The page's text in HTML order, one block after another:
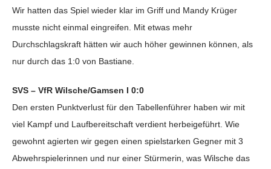
Wir hatten das Spiel wieder klar im Griff und Mandy Krüger
musste nicht einmal eingreifen. Mit etwas mehr
Durchschlagskraft hätten wir auch höher gewinnen können, als
nur durch das 1:0 von Bastiane.
SVS – VfR Wilsche/Gamsen I 0:0
Den ersten Punktverlust für den Tabellenführer haben wir mit
viel Kampf und Laufbereitschaft verdient herbeigeführt. Wie
gewohnt agierten wir gegen einen spielstarken Gegner mit 3
Abwehrspielerinnen und nur einer Stürmerin, was Wilsche das